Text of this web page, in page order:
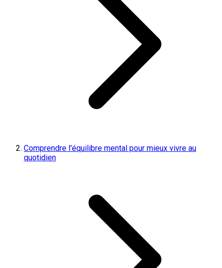
Comprendre l'équilibre mental pour mieux vivre au
quotidien